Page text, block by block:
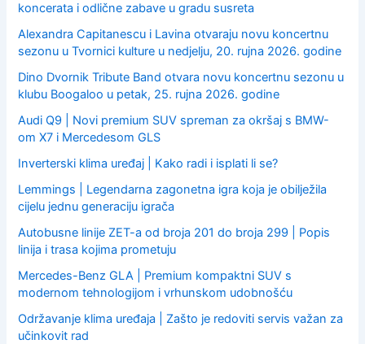
koncerata i odlične zabave u gradu susreta
Alexandra Capitanescu i Lavina otvaraju novu koncertnu
sezonu u Tvornici kulture u nedjelju, 20. rujna 2026. godine
Dino Dvornik Tribute Band otvara novu koncertnu sezonu u
klubu Boogaloo u petak, 25. rujna 2026. godine
Audi Q9 | Novi premium SUV spreman za okršaj s BMW-
om X7 i Mercedesom GLS
Inverterski klima uređaj | Kako radi i isplati li se?
Lemmings | Legendarna zagonetna igra koja je obilježila
cijelu jednu generaciju igrača
Autobusne linije ZET-a od broja 201 do broja 299 | Popis
linija i trasa kojima prometuju
Mercedes-Benz GLA | Premium kompaktni SUV s
modernom tehnologijom i vrhunskom udobnošću
Održavanje klima uređaja | Zašto je redoviti servis važan za
učinkovit rad